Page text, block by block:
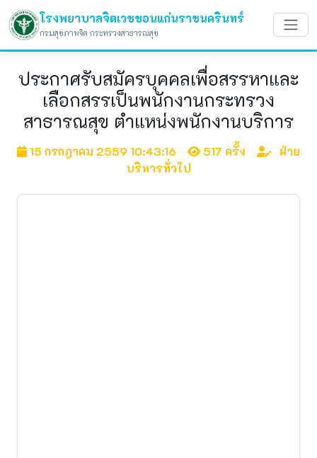
โรงพยาบาลจิตเวชขอนแก่นราชนครินทร์
กรมสุขภาพจิต กระทรวงสาธารณสุข
ประกาศรับสมัครบุคคลเพื่อสรรหาและ
เลือกสรรเป็นพนักงานกระทรวง
สาธารณสุข ตำแหน่งพนักงานบริการ
15 กรกฎาคม 2559 10:43:16 517 ครั้ง
ฝ่าย
บริหารทั่วไป